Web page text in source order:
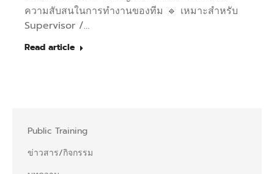
ความสับสนในการทำงานของทีม 🔹 เหมาะสำหรับ
Supervisor /…
Read article
Public Training
ข่าวสาร/กิจกรรม